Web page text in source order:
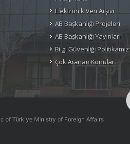
Elektronik Veri Arşivi
AB Başkanlığı Projeleri
AB Başkanlığı Yayınları
Bilgi Güvenliği Politikamız
Çok Aranan Konular
of Türkiye Ministry of Foreign Affairs